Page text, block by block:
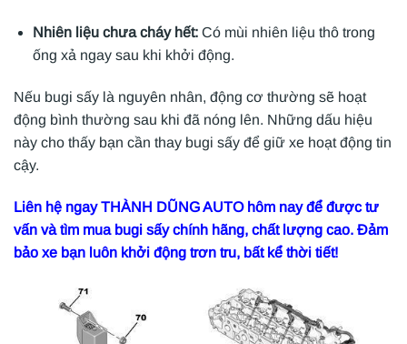
Nhiên liệu chưa cháy hết: Có mùi nhiên liệu thô trong
ống xả ngay sau khi khởi động.
Nếu bugi sấy là nguyên nhân, động cơ thường sẽ hoạt
động bình thường sau khi đã nóng lên. Những dấu hiệu
này cho thấy bạn cần thay bugi sấy để giữ xe hoạt động tin
cậy.
Liên hệ ngay THÀNH DŨNG AUTO hôm nay để được tư
vấn và tìm mua bugi sấy chính hãng, chất lượng cao. Đảm
bảo xe bạn luôn khởi động trơn tru, bất kể thời tiết!